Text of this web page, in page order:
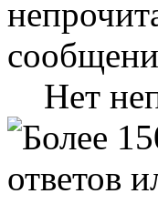
Нет